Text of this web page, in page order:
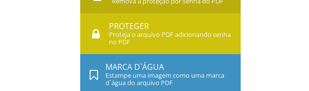
PROTEGER
Proteja o arquivo PDF adicionando senha
no PDF
MARCA D`ÁGUA
Estampe uma imagem como uma marca
d`água do arquivo PDF